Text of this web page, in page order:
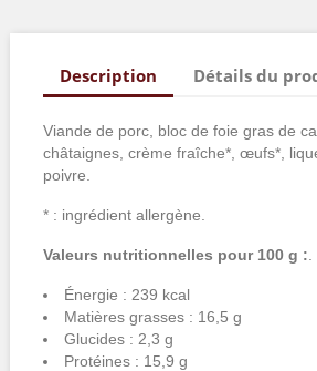
Description Détails du
Viande de porc, bloc de foie gras de
châtaignes, crème fraîche*, œufs*,
poivre.
* : ingrédient allergène.
Valeurs nutritionnelles pour 100 g :
Énergie : 239 kcal
Matières grasses : 16,5 g
Glucides : 2,3 g
Protéines : 15,9 g